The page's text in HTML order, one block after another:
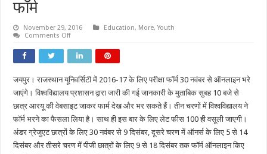
फॉर्म
November 29, 2016 Education, More,Youth
Comments Offon
में
30
नवंबर
से
भरे
जाएंगे
ऑनलाइन
फॉर्म
जयपुर। राजस्थान यूनिवर्सिटी में 2016-17 के लिए परीक्षा फॉर्म 30 नवंबर से ऑनलाइन भरे
जाएंगे। विश्वविद्यालय प्रशासन द्वारा जारी की गई जानकारी के मुताबिक सुबह 10 बजे से
छात्र आरयू की वेबसाइट जाकर फार्म देख और भर सकते हैं। तीन चरणों में विश्वविद्यालय ने
फॉर्म भरने का फैसला लिया है। साथ ही इस बार के लिए लेट फीस 100 ही वसूली जाएगी।
अंडर ग्रेजुएट छात्रों के लिए 30 नवंबर से 9 दिसंबर, दूसरे चरण में ऑनर्स के लिए 5 से 14
दिसंबर और तीसरे चरण में पीजी छात्रों के लिए 9 से 18 दिसंबर तक फॉर्म ऑनलाइन किए